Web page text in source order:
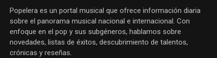
Popelera es un portal musical que ofrece información diaria
sobre el panorama musical nacional e internacional. Con
enfoque en el pop y sus subgéneros, hablamos sobre
novedades, listas de éxitos, descubrimiento de talentos,
crónicas y reseñas.